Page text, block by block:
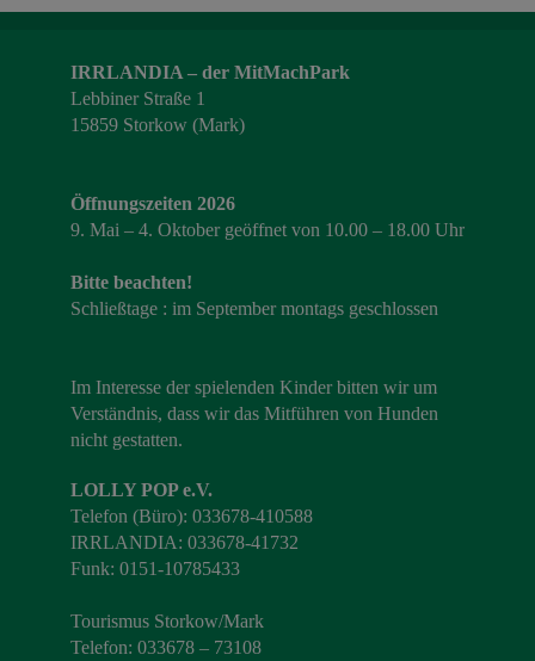
IRRLANDIA – der MitMachPark
Lebbiner Straße 1
15859 Storkow (Mark)
Öffnungszeiten 2026
9. Mai – 4. Oktober geöffnet von 10.00 – 18.00 Uhr
Bitte beachten!
Schließtage : im September montags geschlossen
Im Interesse der spielenden Kinder bitten wir um
Verständnis, dass wir das Mitführen von Hunden
nicht gestatten.
LOLLY POP e.V.
Telefon (Büro): 033678-410588
IRRLANDIA: 033678-41732
Funk: 0151-10785433
Tourismus Storkow/Mark
Telefon: 033678 – 73108